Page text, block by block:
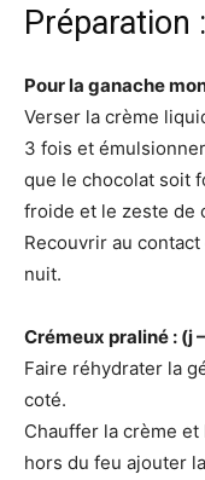
Préparation :
Pour la ganache
Verser la crème
3 fois et
que le chocolat soit
froide et le zeste de
Recouvrir au
nuit.
Crémeux praliné : (j
Faire réhydrater la
coté.
Chauffer la crème
hors du feu ajouter